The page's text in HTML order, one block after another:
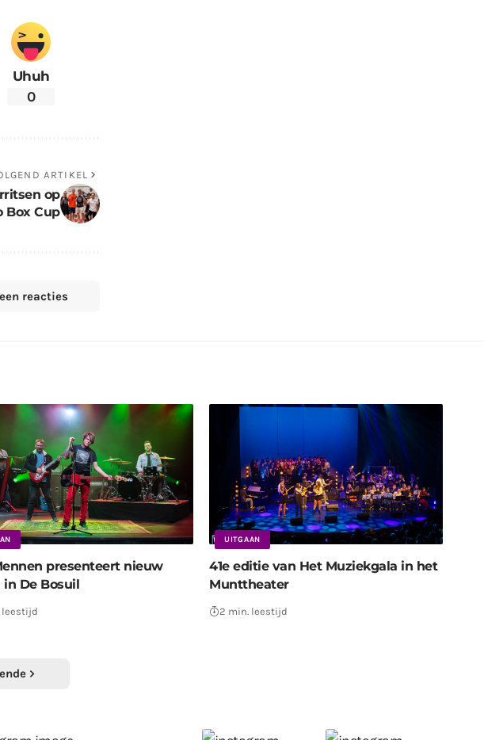
Uhuh
0
ARTIKEL
op
Box Cup
reacties
presenteert nieuw
De Bosuil
leestijd
UITGAAN
41e editie van Het Muziekgala in het
Munttheater
2 min. leestijd